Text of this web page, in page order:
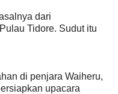
dari
Tidore. Sudut itu
di penjara Waiheru,
upacara